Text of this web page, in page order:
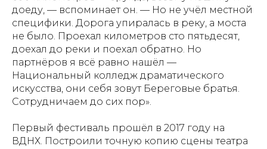
доеду, — вспоминает он. — Но не учёл местной
специфики. Дорога упиралась в реку, а моста
не было. Проехал километров сто пятьдесят,
доехал до реки и поехал обратно. Но
партнёров я всё равно нашёл —
Национальный колледж драматического
искусства, они себя зовут Береговые братья.
Сотрудничаем до сих пор».
Первый фестиваль прошёл в 2017 году на
ВДНХ. Построили точную копию сцены театра